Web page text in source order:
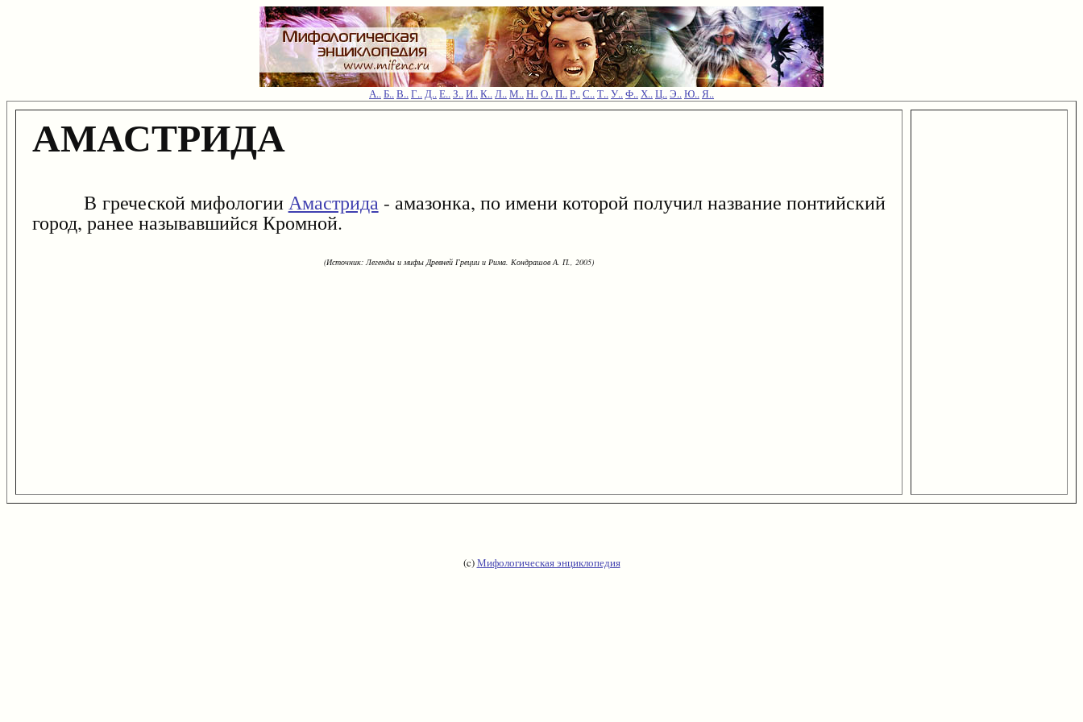
А..Б..В..Г..Д..Е..З..И..К..Л..М..Н..О..П..Р..С..Т..У..Ф..Х..Ц..Э..Ю..Я..
АМАСТРИДА
В греческой мифологииАмастрида- амазонка, по имени которой получил название понтийский
город, ранее называвшийся Кромной.
(Источник: Легенды и мифы Древней Греции и Рима. Кондрашов А. П., 2005)
(c)Мифологическая энциклопедия